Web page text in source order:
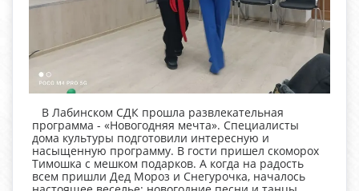
В Лабинском СДК прошла развлекательная
программа - «Новогодняя мечта». Специалисты
дома культуры подготовили интересную и
насыщенную программу. В гости пришел скоморох
Тимошка с мешком подарков. А когда на радость
всем пришли Дед Мороз и Снегурочка, началось